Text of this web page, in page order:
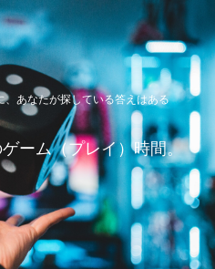
、あなたが探している答えはある
ーム（プレイ）時間。